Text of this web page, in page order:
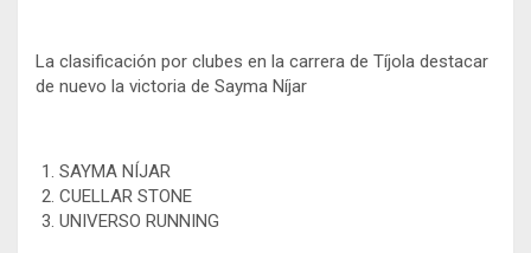
La clasificación por clubes en la carrera de Tíjola destacar
de nuevo la victoria de Sayma Níjar
SAYMA NÍJAR
CUELLAR STONE
UNIVERSO RUNNING